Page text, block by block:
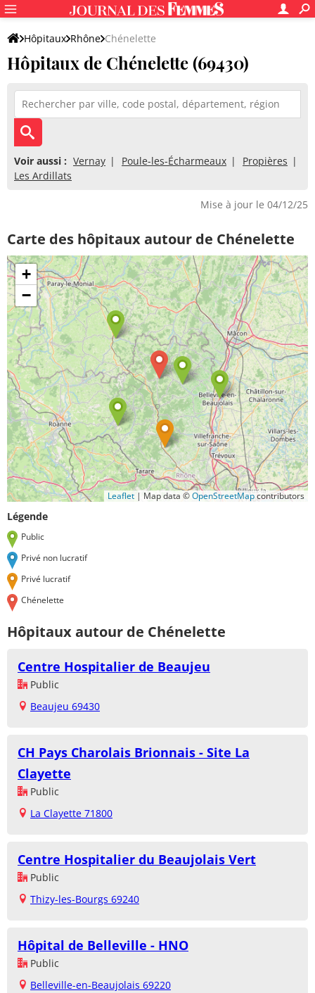
Hôpitaux Rhône Chénelette
Hôpitaux de Chénelette (69430)
Voir aussi : Vernay Poule-les-Écharmeaux
Propières
Les Ardillats
Mise à jour le 04/12/25
Carte des hôpitaux autour de Chénelette
+
−
Leaflet | Map data ©OpenStreetMapcontributors
Légende
Public
Privé non lucratif
Privé lucratif
Chénelette
Hôpitaux autour de Chénelette
Centre Hospitalier de Beaujeu
Public
Beaujeu 69430
CH Pays Charolais Brionnais - Site La
Clayette
Public
La Clayette 71800
Centre Hospitalier du Beaujolais Vert
Public
Thizy-les-Bourgs 69240
Hôpital de Belleville - HNO
Public
Belleville-en-Beaujolais 69220